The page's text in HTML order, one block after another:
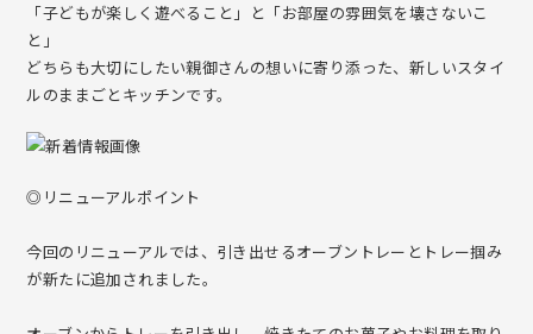
Stacking Box Toy【ベビー・キッズトイ】
ColoColo Chest【チェスト】
bébéd【ベビーベッド】
HOUSE & BED【プレイハウス＆キッズベッド】
GENKI-METER【身長計・ポールハンガー】
「子どもが楽しく遊べること」と「お部屋の雰囲気を壊さないこ
と」
どちらも大切にしたい親御さんの想いに寄り添った、新しいスタイ
ルのままごとキッチンです。
◎リニューアルポイント
今回のリニューアルでは、引き出せるオーブントレーとトレー掴み
が新たに追加されました。